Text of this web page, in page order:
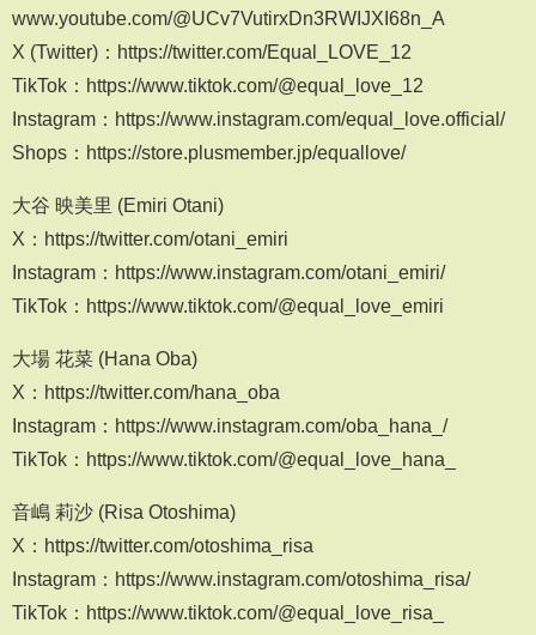
www.youtube.com/@UCv7VutirxDn3RWIJXI68n_A
X (Twitter)：https://twitter.com/Equal_LOVE_12
TikTok：https://www.tiktok.com/@equal_love_12
Instagram：https://www.instagram.com/equal_love.official/
Shops：https://store.plusmember.jp/equallove/
大谷 映美里 (Emiri Otani)
X：https://twitter.com/otani_emiri
Instagram：https://www.instagram.com/otani_emiri/
TikTok：https://www.tiktok.com/@equal_love_emiri
大場 花菜 (Hana Oba)
X：https://twitter.com/hana_oba
Instagram：https://www.instagram.com/oba_hana_/
TikTok：https://www.tiktok.com/@equal_love_hana_
音嶋 莉沙 (Risa Otoshima)
X：https://twitter.com/otoshima_risa
Instagram：https://www.instagram.com/otoshima_risa/
TikTok：https://www.tiktok.com/@equal_love_risa_